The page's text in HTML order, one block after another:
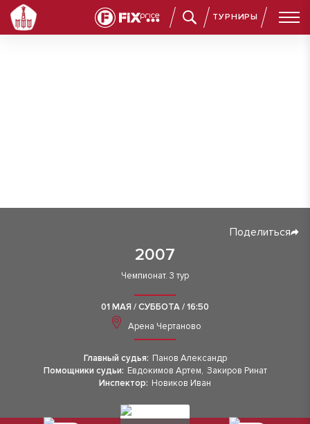
ТУРНИРЫ
2007
Поделиться
Чемпионат. 3 тур
01 МАЯ / СУББОТА / 16:50
Арена Чертаново
Главный судья: Панов Александр
Помощники судьи: Евдокимов Артем, Закиров Ринат
Инспектор: Новиков Иван